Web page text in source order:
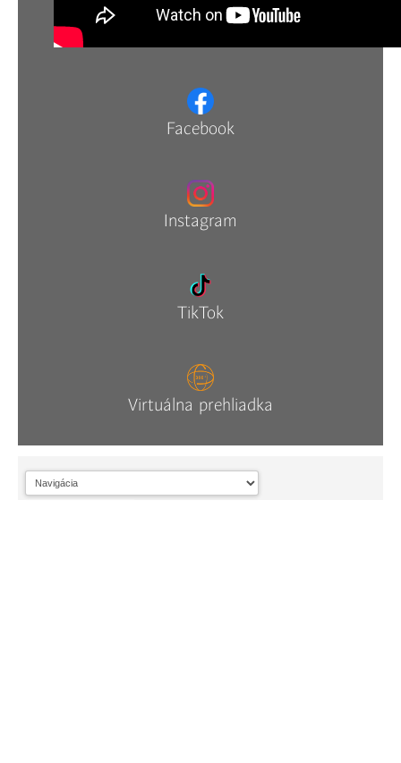
Facebook
Instagram
TikTok
Virtuálna prehliadka